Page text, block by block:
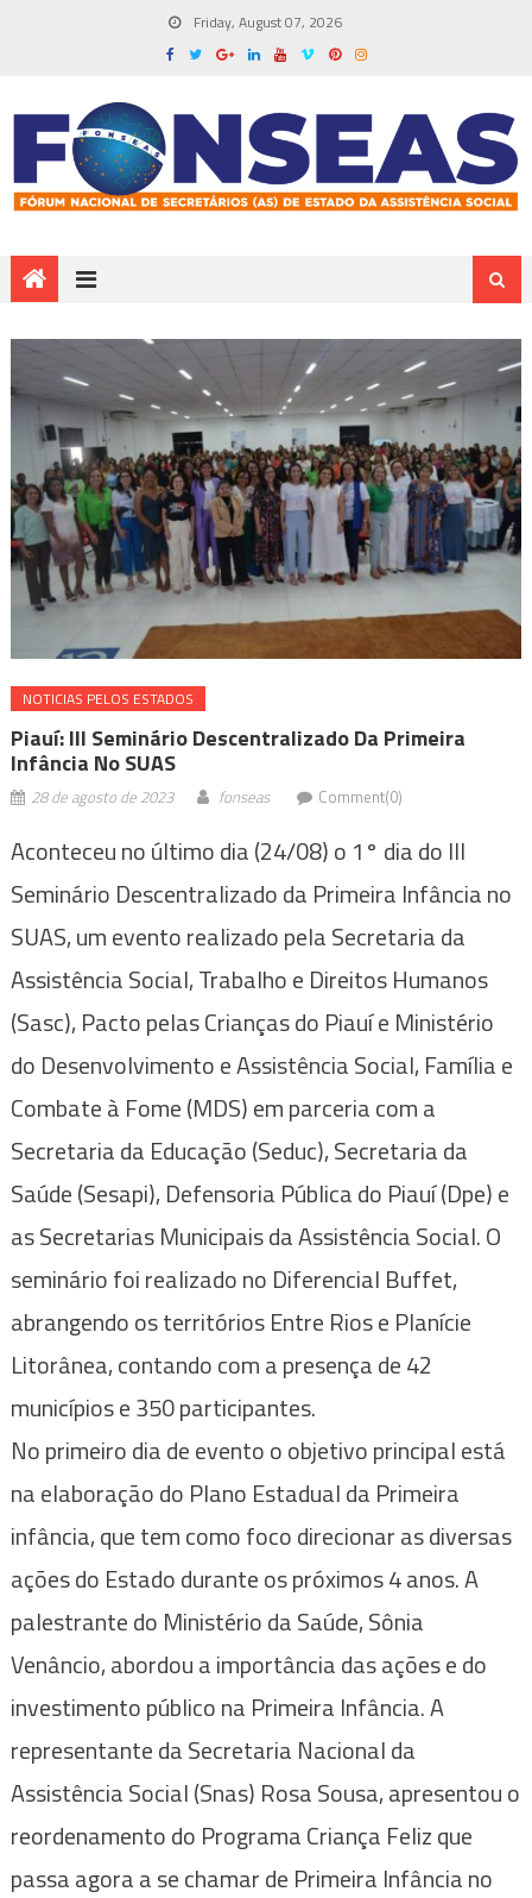
Friday, August 07, 2026
NOTICIAS PELOS ESTADOS
Piauí: III Seminário Descentralizado Da Primeira
Infância No SUAS
28 de agosto de 2023 fonseas Comment(0)
Aconteceu no último dia (24/08) o 1° dia do III
Seminário Descentralizado da Primeira Infância no
SUAS, um evento realizado pela Secretaria da
Assistência Social, Trabalho e Direitos Humanos
(Sasc), Pacto pelas Crianças do Piauí e Ministério
do Desenvolvimento e Assistência Social, Família e
Combate à Fome (MDS) em parceria com a
Secretaria da Educação (Seduc), Secretaria da
Saúde (Sesapi), Defensoria Pública do Piauí (Dpe) e
as Secretarias Municipais da Assistência Social. O
seminário foi realizado no Diferencial Buffet,
abrangendo os territórios Entre Rios e Planície
Litorânea, contando com a presença de 42
municípios e 350 participantes.
No primeiro dia de evento o objetivo principal está
na elaboração do Plano Estadual da Primeira
infância, que tem como foco direcionar as diversas
ações do Estado durante os próximos 4 anos. A
palestrante do Ministério da Saúde, Sônia
Venâncio, abordou a importância das ações e do
investimento público na Primeira Infância. A
representante da Secretaria Nacional da
Assistência Social (Snas) Rosa Sousa, apresentou o
reordenamento do Programa Criança Feliz que
passa agora a se chamar de Primeira Infância no